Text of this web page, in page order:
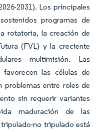
2031). Los principales
programas de
rotatoria, la creación de
(FVL) y la creciente
multimisión. Las
las células de
problemas entre roles de
sin requerir variantes
maduración de las
no tripulado está